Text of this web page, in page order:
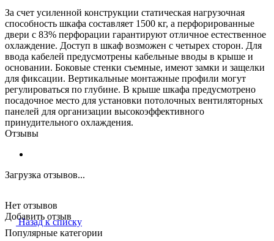
За счет усиленной конструкции статическая нагрузочная
способность шкафа составляет 1500 кг, а перфорированные
двери с 83% перфорации гарантируют отличное естественное
охлаждение. Доступ в шкаф возможен с четырех сторон. Для
ввода кабелей предусмотрены кабельные вводы в крыше и
основании. Боковые стенки съемные, имеют замки и защелки
для фиксации. Вертикальные монтажные профили могут
регулироваться по глубине. В крыше шкафа предусмотрено
посадочное место для установки потолочных вентиляторных
панелей для организации высокоэффективного
принудительного охлаждения.
Отзывы
Загрузка отзывов...
Нет отзывов
Добавить отзыв
Назад к списку
Популярные категории